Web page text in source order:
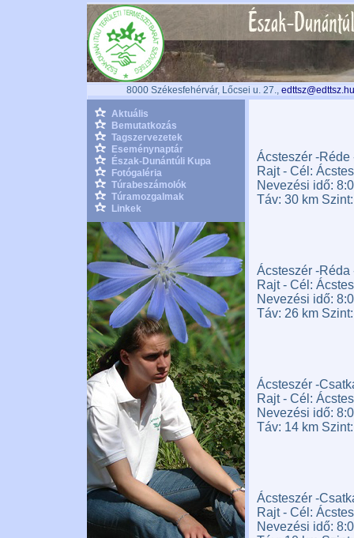
8000 Székesfehérvár, Lőcsei u. 27., edttsz@edttsz.hu
Aktuális
Bemutatkozás
Tagszervezetek
Eseménynaptár
Észak-Dunántúli Kupa
Fotógaléria
Túrabeszámolók
Túramozgalmak
Linkek
Ácsteszér -Réde
Rajt - Cél:
Nevezési idő:
Táv: 30 km
Ácsteszér -Réda
Rajt - Cél:
Nevezési idő:
Táv: 26 km
Ácsteszér -
Rajt - Cél:
Nevezési idő:
Táv: 14 km
Ácsteszér -
Rajt - Cél:
Nevezési idő: